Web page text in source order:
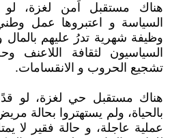
هناك مستقبل اَمن لغزة، لو
السياسة و اعتبروها عمل
وظيفة شهرية تدرُ عليهم بالمال
السياسيون لثقافة اللاعنف
تشجيع الحروب و الانقسامات.
هناك مستقبل حي لغزة، لو
بالحياة، ولم يستهتروا بحالة
عملية عاجلة، و حالة فقير لا